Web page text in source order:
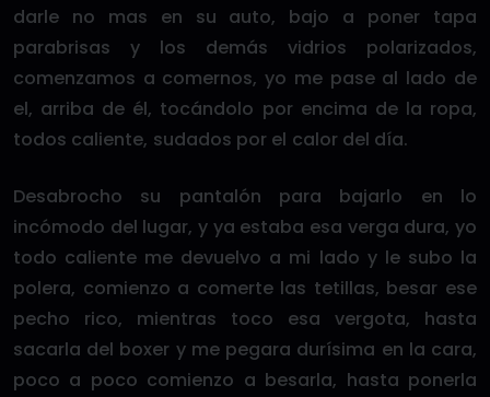
darle no mas en su auto, bajo a poner tapa
parabrisas y los demás vidrios polarizados,
comenzamos a comernos, yo me pase al lado de
el, arriba de él, tocándolo por encima de la ropa,
todos caliente, sudados por el calor del día.
Desabrocho su pantalón para bajarlo en lo
incómodo del lugar, y ya estaba esa verga dura, yo
todo caliente me devuelvo a mi lado y le subo la
polera, comienzo a comerte las tetillas, besar ese
pecho rico, mientras toco esa vergota, hasta
sacarla del boxer y me pegara durísima en la cara,
poco a poco comienzo a besarla, hasta ponerla